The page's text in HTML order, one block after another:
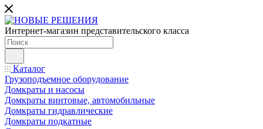
Интернет-магазин представительского класса
Каталог
Грузоподъемное оборудование
Домкраты и насосы
Домкраты винтовые, автомобильные
Домкраты гидравлические
Домкраты подкатные